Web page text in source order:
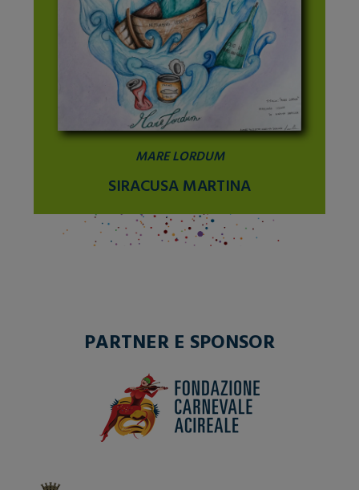
MARE LORDUM
SIRACUSA MARTINA
PARTNER E SPONSOR